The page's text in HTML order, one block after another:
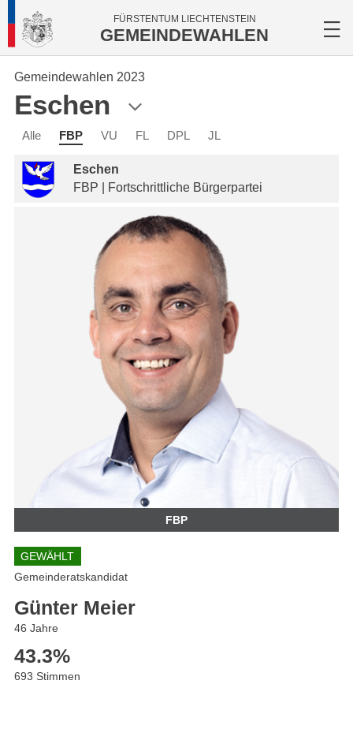
FÜRSTENTUM LIECHTENSTEIN
GEMEINDEWAHLEN
Gemeindewahlen 2023
Eschen
Alle FBP VU FL DPL JL
Eschen
FBP | Fortschrittliche Bürgerpartei
FBP
GEWÄHLT
Gemeinderatskandidat
Günter Meier
46 Jahre
43.3%
693 Stimmen